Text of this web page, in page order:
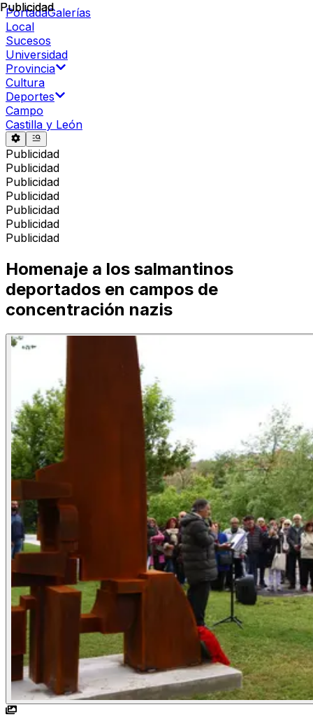
PortadaGalerías
Local
Sucesos
Universidad
Provincia
Cultura
Deportes
Campo
Castilla y León
Publicidad
Publicidad
Publicidad
Publicidad
Publicidad
Publicidad
Publicidad
Publicidad
Homenaje a los salmantinos
deportados en campos de
concentración nazis
Publicidad